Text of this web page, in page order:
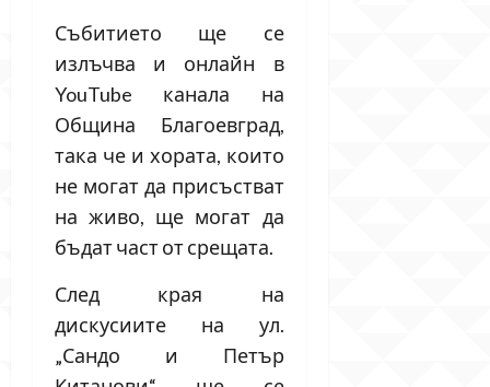
Събитието ще се
излъчва и онлайн в
YouTube канала на
Община Благоевград,
така че и хората, които
не могат да присъстват
на живо, ще могат да
бъдат част от срещата.
След края на
дискусиите на ул.
„Сандо и Петър